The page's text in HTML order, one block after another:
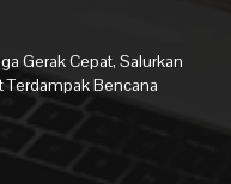
Gerak Cepat, Salurkan
Terdampak Bencana